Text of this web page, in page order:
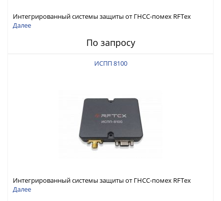
Интегрированный системы защиты от ГНСС-помех RFТех
ИСПП 8200
Далее
По запросу
ИСПП 8100
Интегрированный системы защиты от ГНСС-помех RFТех
ИСПП 8100
Далее